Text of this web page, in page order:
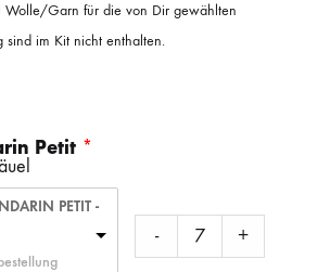
NORD
IN THE LONG GRASS)
STAUNE
SCHÖNE BÜCHER
Wolle/Garn für die von Dir gewählten
im Kit nicht enthalten.
Petit
PETIT -
- +